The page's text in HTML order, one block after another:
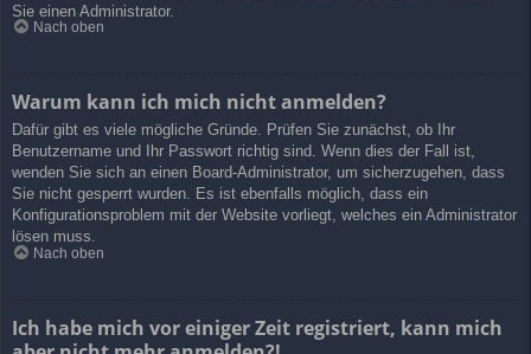
Sie einen Administrator.
Nach oben
Warum kann ich mich nicht anmelden?
Dafür gibt es viele mögliche Gründe. Prüfen Sie zunächst, ob Ihr
Benutzername und Ihr Passwort richtig sind. Wenn dies der Fall ist,
wenden Sie sich an einen Board-Administrator, um sicherzugehen, dass
Sie nicht gesperrt wurden. Es ist ebenfalls möglich, dass ein
Konfigurationsproblem mit der Website vorliegt, welches ein Administrator
lösen muss.
Nach oben
Ich habe mich vor einiger Zeit registriert, kann mich